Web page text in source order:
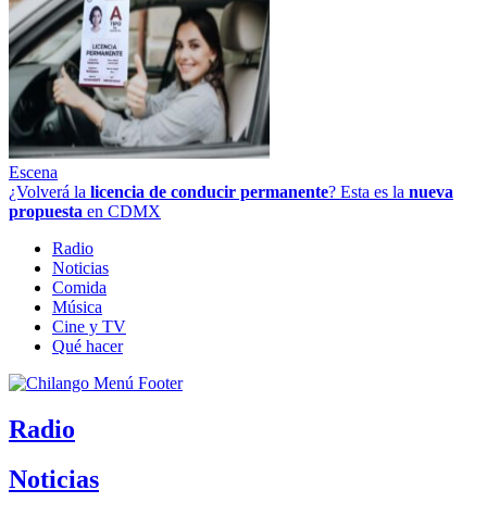
Escena
¿Volverá la licencia de conducir permanente? Esta es la nueva
propuesta en CDMX
Radio
Noticias
Comida
Música
Cine y TV
Qué hacer
Radio
Noticias